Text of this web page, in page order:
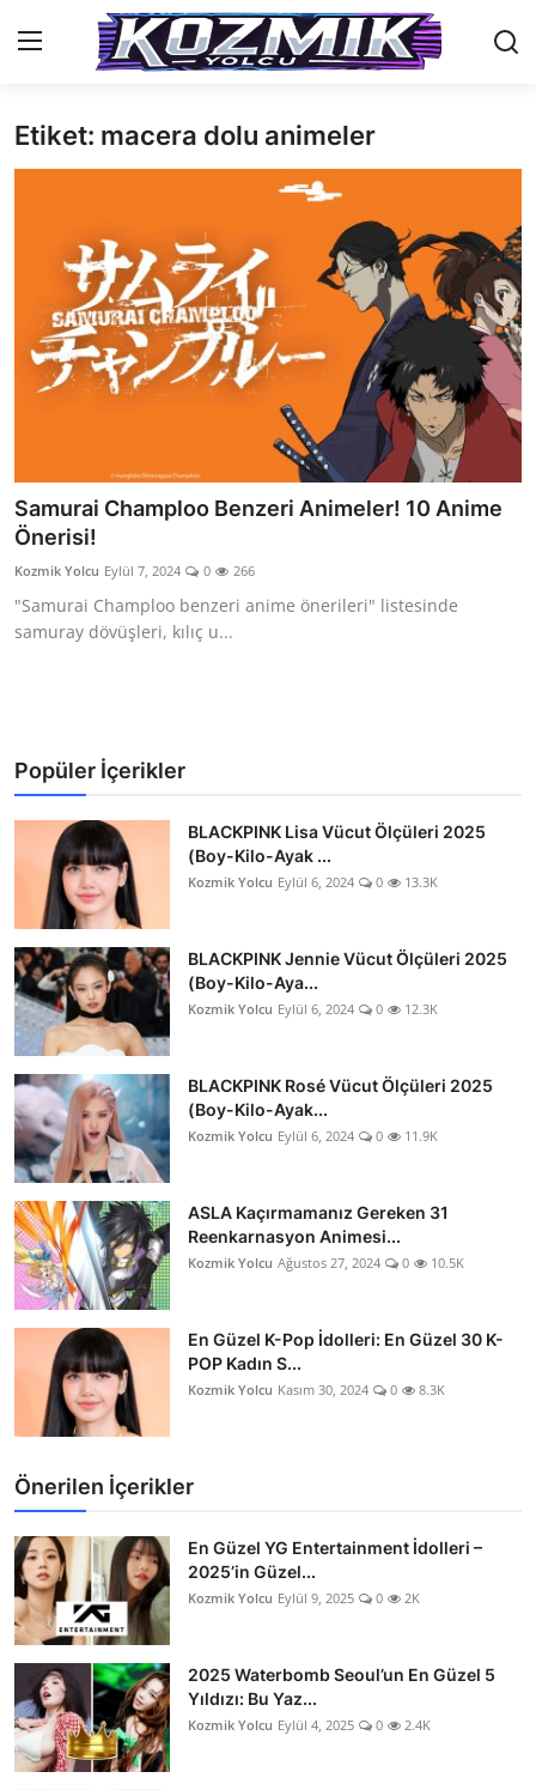
Anasayfa
İletişim
Anime Önerileri
Kore Dünyası
Dizi & Film
Testler
Etiket: macera dolu animeler
Samurai Champloo Benzeri Animeler! 10 Anime
Önerisi!
Kozmik Yolcu Eylül 7, 2024 0 266
"Samurai Champloo benzeri anime önerileri" listesinde
samuray dövüşleri, kılıç u...
Popüler İçerikler
BLACKPINK Lisa Vücut Ölçüleri 2025
(Boy-Kilo-Ayak ...
Kozmik Yolcu Eylül 6, 2024 0 13.3K
BLACKPINK Jennie Vücut Ölçüleri 2025
(Boy-Kilo-Aya...
Kozmik Yolcu Eylül 6, 2024 0 12.3K
BLACKPINK Rosé Vücut Ölçüleri 2025
(Boy-Kilo-Ayak...
Kozmik Yolcu Eylül 6, 2024 0 11.9K
ASLA Kaçırmamanız Gereken 31
Reenkarnasyon Animesi...
Kozmik Yolcu Ağustos 27, 2024 0 10.5K
En Güzel K-Pop İdolleri: En Güzel 30 K-
POP Kadın S...
Kozmik Yolcu Kasım 30, 2024 0 8.3K
Önerilen İçerikler
En Güzel YG Entertainment İdolleri –
2025’in Güzel...
Kozmik Yolcu Eylül 9, 2025 0 2K
2025 Waterbomb Seoul’un En Güzel 5
Yıldızı: Bu Yaz...
Kozmik Yolcu Eylül 4, 2025 0 2.4K